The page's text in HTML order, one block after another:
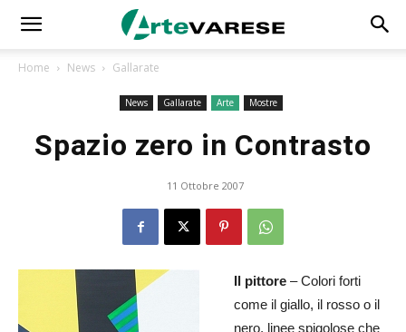
Home News Gallarate
News Gallarate Arte Mostre
Spazio zero in Contrasto
11 Ottobre 2007
Il pittore – Colori forti
come il giallo, il rosso o il
nero, linee spigolose che